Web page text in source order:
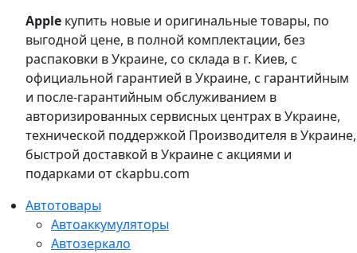
Apple купить новые и оригинальные товары, по
выгодной цене, в полной комплектации, без
распаковки в Украине, со склада в г. Киев, с
официальной гарантией в Украине, с гарантийным
и после-гарантийным обслуживанием в
авторизированных сервисных центрах в Украине,
технической поддержкой Производителя в Украине,
быстрой доставкой в Украине с акциями и
подарками от ckapbu.com
Автотовары
Автоаккумуляторы
Автозеркало